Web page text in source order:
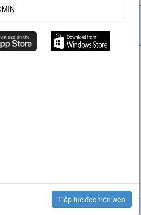
Tiếp tục đọc trên web